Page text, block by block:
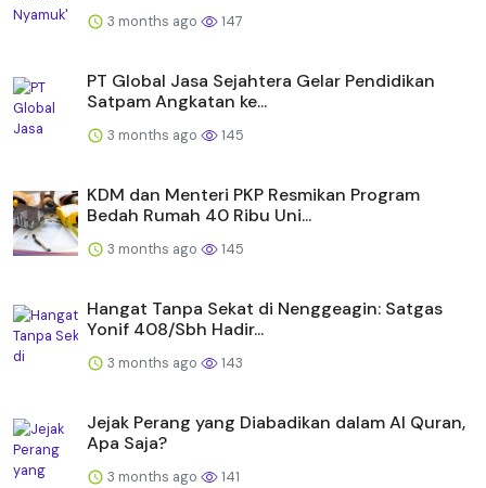
3 months ago 147
PT Global Jasa Sejahtera Gelar Pendidikan
Satpam Angkatan ke...
3 months ago 145
KDM dan Menteri PKP Resmikan Program
Bedah Rumah 40 Ribu Uni...
3 months ago 145
Hangat Tanpa Sekat di Nenggeagin: Satgas
Yonif 408/Sbh Hadir...
3 months ago 143
Jejak Perang yang Diabadikan dalam Al Quran,
Apa Saja?
3 months ago 141